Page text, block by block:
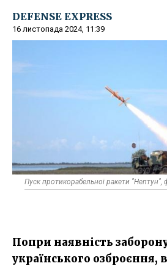
DEFENSE EXPRESS
16 листопада 2024, 11:39
Пуск протикорабельної ракети "Нептун",
Попри наявність
українського озброєння,